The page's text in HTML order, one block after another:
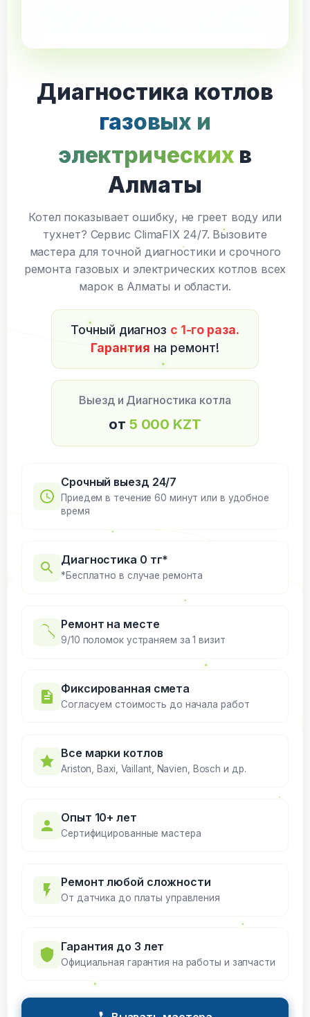
Диагностика котлов
газовых и
электрических в
Алматы
Котел показывает ошибку, не греет воду или
тухнет? Сервис ClimaFIX 24/7. Вызовите
мастера для точной диагностики и срочного
ремонта газовых и электрических котлов всех
марок в Алматы и области.
Точный диагноз с 1-го раза.
Гарантия на ремонт!
Выезд и Диагностика котла
от 5 000 KZT
Срочный выезд 24/7
Приедем в течение 60 минут или в удобное
время
Диагностика 0 тг*
*Бесплатно в случае ремонта
Ремонт на месте
9/10 поломок устраняем за 1 визит
Фиксированная смета
Согласуем стоимость до начала работ
Все марки котлов
Ariston, Baxi, Vaillant, Navien, Bosch и др.
Опыт 10+ лет
Сертифицированные мастера
Ремонт любой сложности
От датчика до платы управления
Гарантия до 3 лет
Официальная гарантия на работы и запчасти